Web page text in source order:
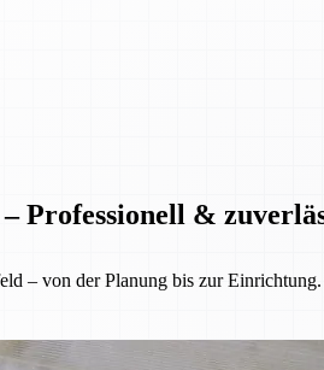
Professionell &
– von der Planung bis zur